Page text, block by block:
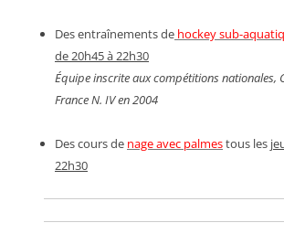
Des entraînements de hockey sub-
de 20h45 à 22h30
Équipe inscrite aux compétitions nationales,
France N. IV en 2004
Des cours de nage avec palmestous les
22h30